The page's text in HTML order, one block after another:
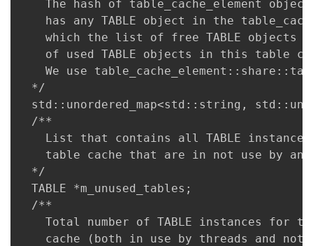
The hash of table_cache_element
has any TABLE object in the
which the list of free TABLE objects
of used TABLE objects in this table
We use
  */
std::unordered_map<std::string,
  /**
List that contains all TABLE
table cache that are in not use by
  */
  TABLE *m_unused_tables;
  /**
Total number of TABLE instances for
cache (both in use by threads and